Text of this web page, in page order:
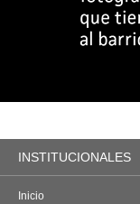
INSTITUCIONALES
Inicio